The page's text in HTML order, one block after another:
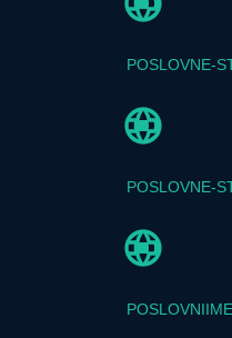
POSLOVNE-
POSLOVNE-